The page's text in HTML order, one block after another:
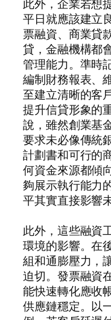
此外，企業若想
平日就應該建立
票融資、商業貸
貸，金融機構都
管理能力。準時
編制財務報表、
至建立清晰的客
提升信貸形象的
說，雖然創業基
要求未必像傳統
計劃書和可行的
何資金來源都傾
夠展示執行能力
平其實直接影響
此外，這些融資
環境的影響。在
組和通膨壓力，
迫切。發票融資
能快速轉化應收
供應鏈穩定。以